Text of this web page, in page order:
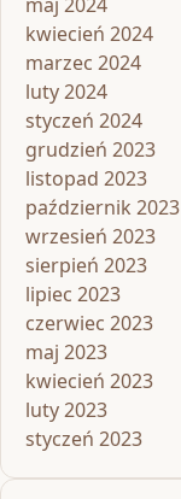
kwiecień 2024
marzec 2024
luty 2024
styczeń 2024
grudzień 2023
listopad 2023
październik 2023
wrzesień 2023
sierpień 2023
lipiec 2023
czerwiec 2023
maj 2023
kwiecień 2023
luty 2023
styczeń 2023